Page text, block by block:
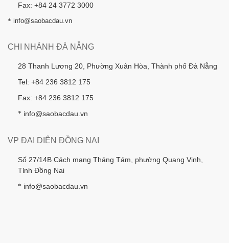
Fax: +84 24 3772 3000
* info@saobacdau.vn
CHI NHÁNH ĐÀ NẴNG
28 Thanh Lương 20, Phường Xuân Hòa, Thành phố Đà Nẵng
Tel: +84 236 3812 175
Fax: +84 236 3812 175
* info@saobacdau.vn
VP ĐẠI DIỆN ĐỒNG NAI
Số 27/14B Cách mạng Tháng Tám, phường Quang Vinh,
Tỉnh Đồng Nai
* info@saobacdau.vn